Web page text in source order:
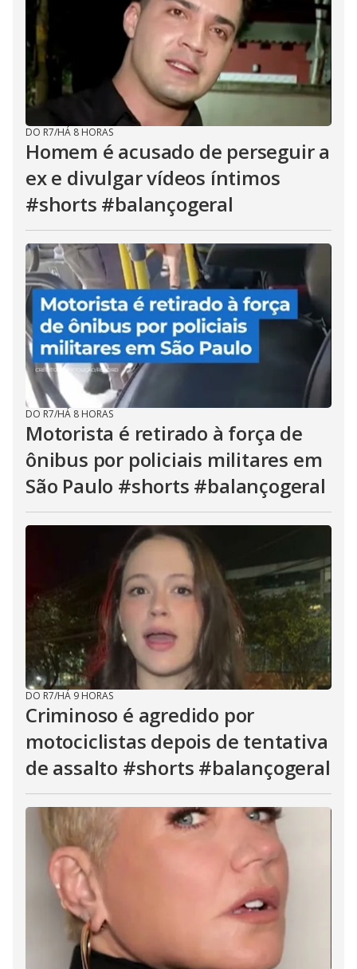
DO R7/HÁ 8 HORAS
Homem é acusado de perseguir a
ex e divulgar vídeos íntimos
#shorts #balançogeral
DO R7/HÁ 8 HORAS
Motorista é retirado à força de
ônibus por policiais militares em
São Paulo #shorts #balançogeral
DO R7/HÁ 9 HORAS
Criminoso é agredido por
motociclistas depois de tentativa
de assalto #shorts #balançogeral